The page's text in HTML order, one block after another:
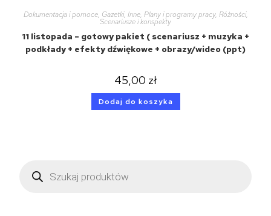
Dokumentacja i pomoce, Gazetki, Inne, Plany i programy pracy, Różności,
Scenariusze i konspekty
11 listopada – gotowy pakiet ( scenariusz + muzyka +
podkłady + efekty dźwiękowe + obrazy/wideo (ppt)
45,00 zł
Dodaj do koszyka